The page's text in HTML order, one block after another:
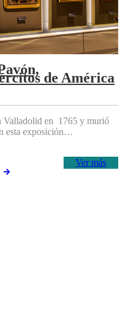
de América
Valladolid en 1765 y murió
esta exposición…
Ver más